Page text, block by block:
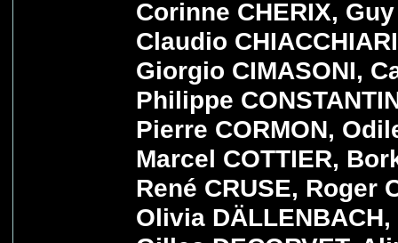
Corinne CHERIX,
Claudio
Giorgio CIMASONI,
Philippe
Pierre CORMON,
Marcel COTTIER,
René CRUSE, Roger
Olivia